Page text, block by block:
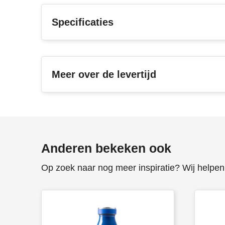
Specificaties
Meer over de levertijd
Anderen bekeken ook
Op zoek naar nog meer inspiratie? Wij